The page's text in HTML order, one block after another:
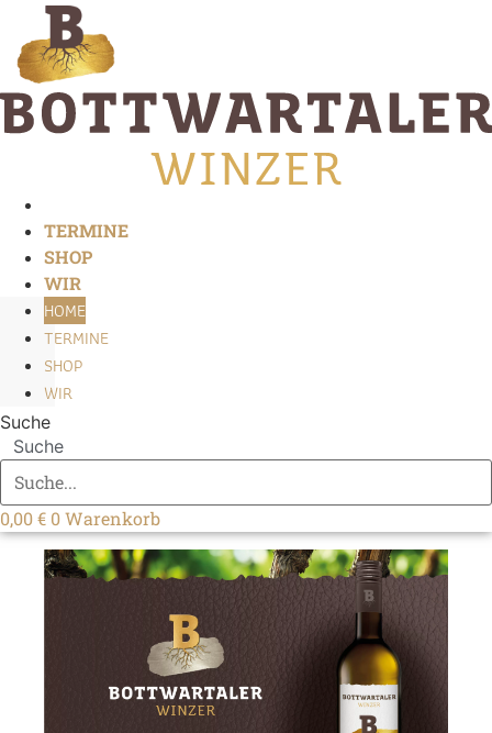
Inhalt
springen
TERMINE
SHOP
WIR
HOME
TERMINE
SHOP
WIR
Suche
Suche
0,00€ 0Warenkorb